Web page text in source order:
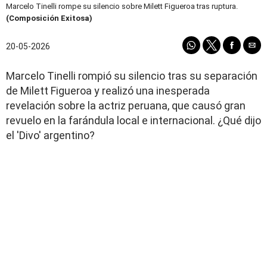
Marcelo Tinelli rompe su silencio sobre Milett Figueroa tras ruptura.
(Composición Exitosa)
20-05-2026
Marcelo Tinelli rompió su silencio tras su separación
de Milett Figueroa y realizó una inesperada
revelación sobre la actriz peruana, que causó gran
revuelo en la farándula local e internacional. ¿Qué dijo
el 'Divo' argentino?